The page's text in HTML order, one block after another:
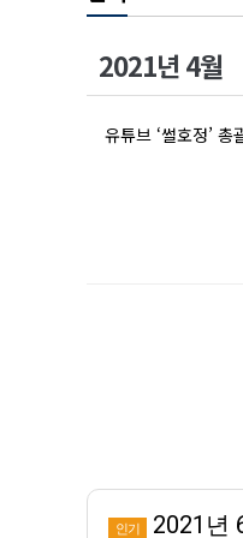
2021년 4월
유튜브 ‘썰호정’
인기 2021년